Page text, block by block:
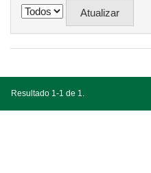
Resultado 1-1 de 1.